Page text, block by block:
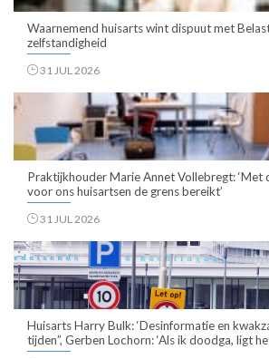
Waarnemend huisarts wint dispuut met
zelfstandigheid
31 JUL 2026
Praktijkhouder Marie Annet Vollebregt: ‘Met
voor ons huisartsen de grens bereikt’
31 JUL 2026
Huisarts Harry Bulk: ‘Desinformatie en
tijden”, Gerben Lochorn: ‘Als ik doodga, ligt